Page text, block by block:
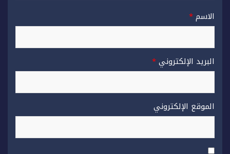
الاسم*
البريد الإلكتروني*
الموقع الإلكتروني